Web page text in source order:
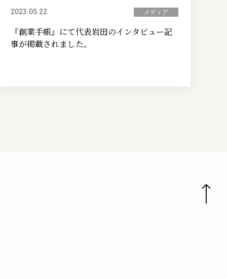
2023.05.22 メディア
『創業手帳』にて代表岩田のインタビュー記
事が掲載されました。